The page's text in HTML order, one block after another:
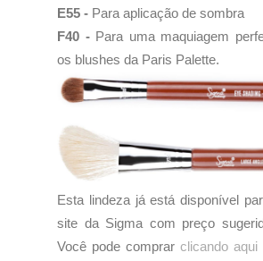
E55 - Para aplicação de sombra
F40 - Para uma maquiagem
os blushes da Paris Palette.
Esta lindeza já está disponível
site da Sigma com preço
Você pode comprar clicando aqui